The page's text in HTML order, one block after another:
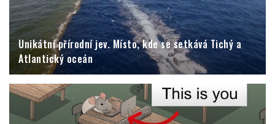
Unikátní přírodní jev. Místo, kde se setkává Tichý a
Atlantický oceán